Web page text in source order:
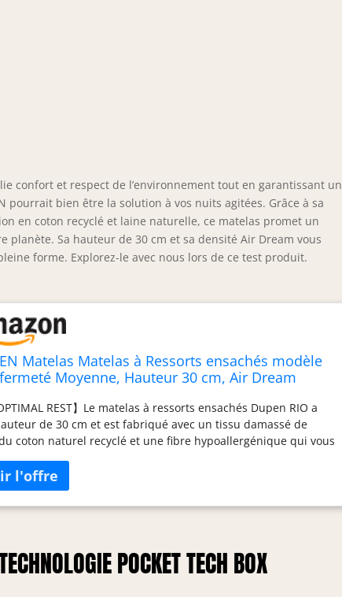
confort et respect de l’environnement tout en garantissant
pourrait bien être la solution à vos nuits agitées. Grâce à sa
en coton recyclé et laine naturelle, ce matelas promet un
Sa hauteur de 30 cm et sa densité Air Dream vous
forme. Explorez-le avec nous lors de ce test produit.
Matelas Matelas à Ressorts ensachés modèle
Moyenne, Hauteur 30 cm, Air Dream
Pocket Tech Box. Mesures 160 x 200Cm
REST】Le matelas à ressorts ensachés Dupen RIO a
de 30 cm et est fabriqué avec un tissu damassé de
coton naturel recyclé et une fibre hypoallergénique qui vous
le repos dont vous avez besoin. Les matelas Dupen sont
en Espagne avec des matériaux de haute qualité.
FIRMNESS】 Le matelas RIO contient 5 zones de fermeté
Sa technologie Pocket Tech Box de ressorts ensachés
Dupen sont le choix parfait pour un repos réparateur. ♻
FRIENDLY REST】Nos matelas sont conçus avec des matériaux
POCKET TECH BOX